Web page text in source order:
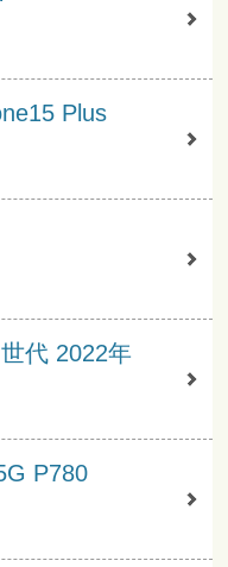
Plus
代 2022年
P780